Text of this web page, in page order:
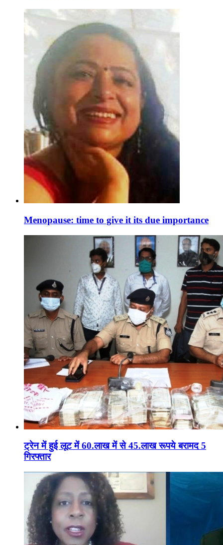
Menopause: time to give it its due importance
ट्रेन में हुई लूट में 60.लाख में से 45.लाख रूपये बरामद 5
गिरफ्तार